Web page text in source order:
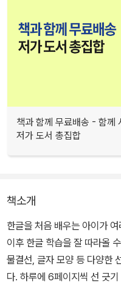
책과 함께 무료배송 - 함께
저가 도서 총집합
책소개
한글을 처음 배우는 아이가
이후 한글 학습을 잘 따라올
물결선, 글자 모양 등 다양한
다. 하루에 6페이지씩 선 긋